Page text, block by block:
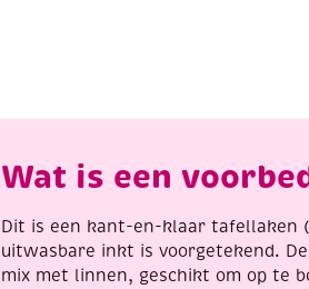
Wat is een
Dit is een kant-en-klaar tafellaken
uitwasbare inkt is voorgetekend.
mix met linnen, geschikt om op te